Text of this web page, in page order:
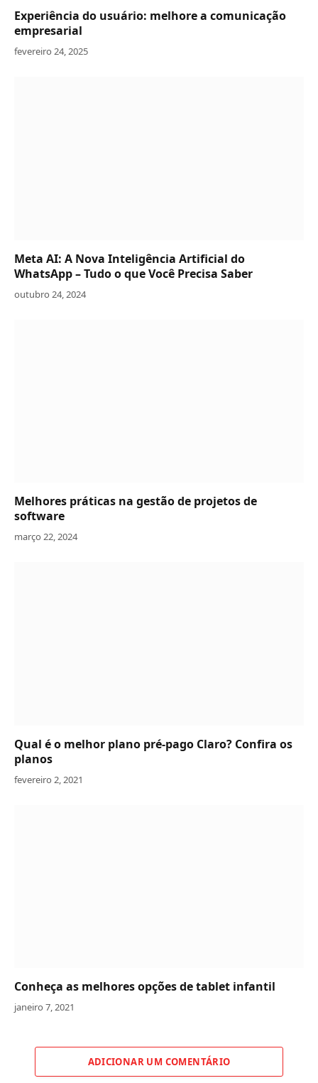
Experiência do usuário: melhore a comunicação
empresarial
fevereiro 24, 2025
Meta AI: A Nova Inteligência Artificial do
WhatsApp – Tudo o que Você Precisa Saber
outubro 24, 2024
Melhores práticas na gestão de projetos de
software
março 22, 2024
Qual é o melhor plano pré-pago Claro? Confira os
planos
fevereiro 2, 2021
Conheça as melhores opções de tablet infantil
janeiro 7, 2021
ADICIONAR UM COMENTÁRIO